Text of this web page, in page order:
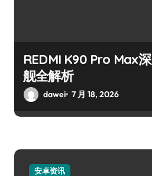
REDMI K90 Pro Max
舰全解析
dawei 7 月 18, 2026
安卓资讯